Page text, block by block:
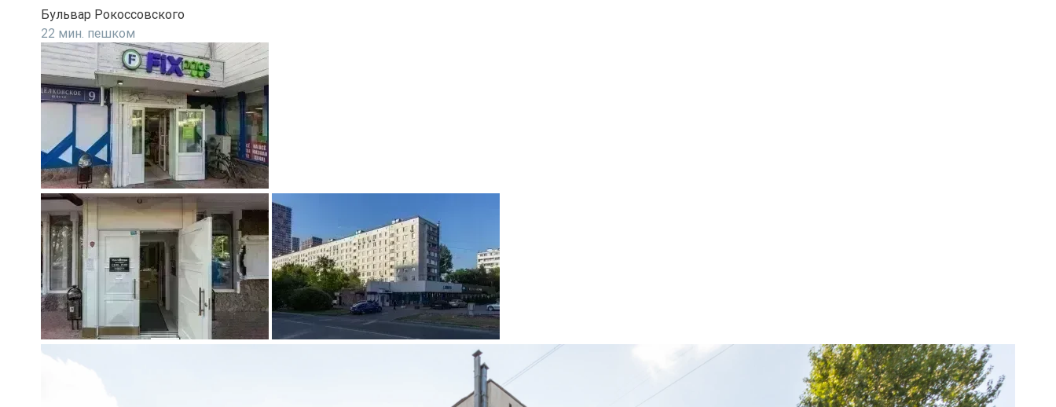
Бульвар Рокоссовского
22 мин. пешком